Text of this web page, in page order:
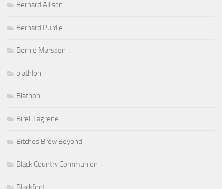
Bernard Allison
Bernard Purdie
Bernie Marsden
biathlon
Biathon
Bireli Lagrene
Bitches Brew Beyond
Black Country Communion
Blackfoot